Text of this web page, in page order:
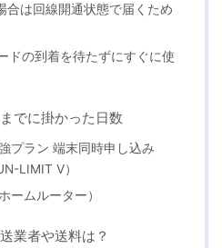
合は回線開通状態で届くため
ドの到着を待たずにすぐに使
でに掛かった日数
プラン 端末同時申し込み
LIMIT V）
ームルーター）
業者や送料は？